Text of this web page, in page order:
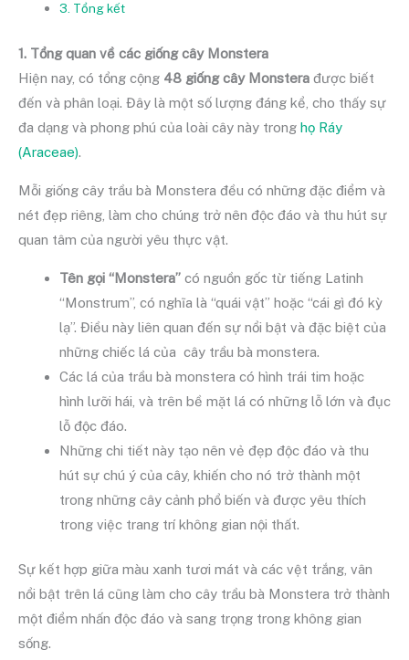
3. Tổng kết
1. Tổng quan về các giống cây Monstera
Hiện nay, có tổng cộng 48 giống cây Monstera được biết
đến và phân loại. Đây là một số lượng đáng kể, cho thấy sự
đa dạng và phong phú của loài cây này trong họ Ráy
(Araceae).
Mỗi giống cây trầu bà Monstera đều có những đặc điểm và
nét đẹp riêng, làm cho chúng trở nên độc đáo và thu hút sự
quan tâm của người yêu thực vật.
Tên gọi “Monstera” có nguồn gốc từ tiếng Latinh
“Monstrum”, có nghĩa là “quái vật” hoặc “cái gì đó kỳ
lạ”. Điều này liên quan đến sự nổi bật và đặc biệt của
những chiếc lá của cây trầu bà monstera.
Các lá của trầu bà monstera có hình trái tim hoặc
hình lưỡi hái, và trên bề mặt lá có những lỗ lớn và đục
lỗ độc đáo.
Những chi tiết này tạo nên vẻ đẹp độc đáo và thu
hút sự chú ý của cây, khiến cho nó trở thành một
trong những cây cảnh phổ biến và được yêu thích
trong việc trang trí không gian nội thất.
Sự kết hợp giữa màu xanh tươi mát và các vệt trắng, vân
nổi bật trên lá cũng làm cho cây trầu bà Monstera trở thành
một điểm nhấn độc đáo và sang trọng trong không gian
sống.